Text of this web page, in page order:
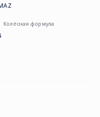
Колёсная формула